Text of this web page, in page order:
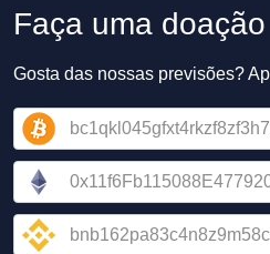
Faça uma doação
Gosta das nossas previsões?